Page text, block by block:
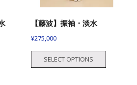
【藤波】振袖・淡水
¥275,000
SELECT OPTIONS